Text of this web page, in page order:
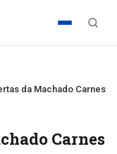
da Machado Carnes
Carnes